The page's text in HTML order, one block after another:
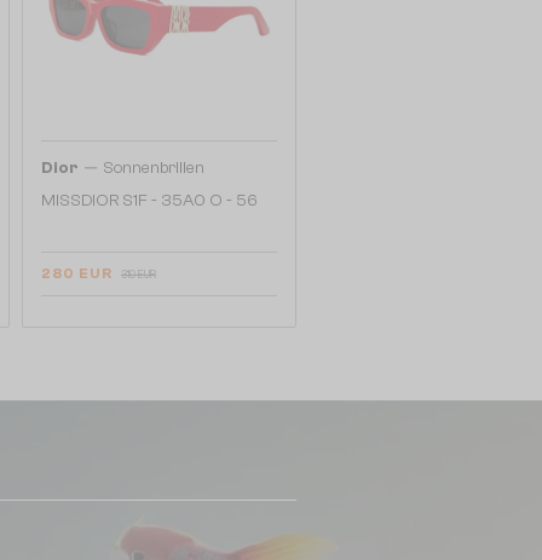
Dior — Sonnenbrillen
MISSDIOR S1F - 35A0 O - 56
280 EUR 319 EUR